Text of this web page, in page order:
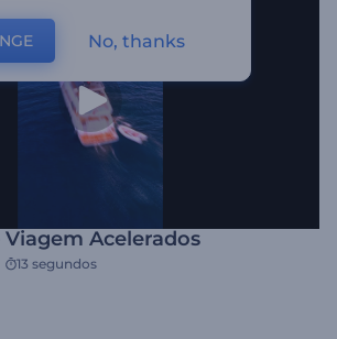
Acelerados
13 segundos
No, thanks